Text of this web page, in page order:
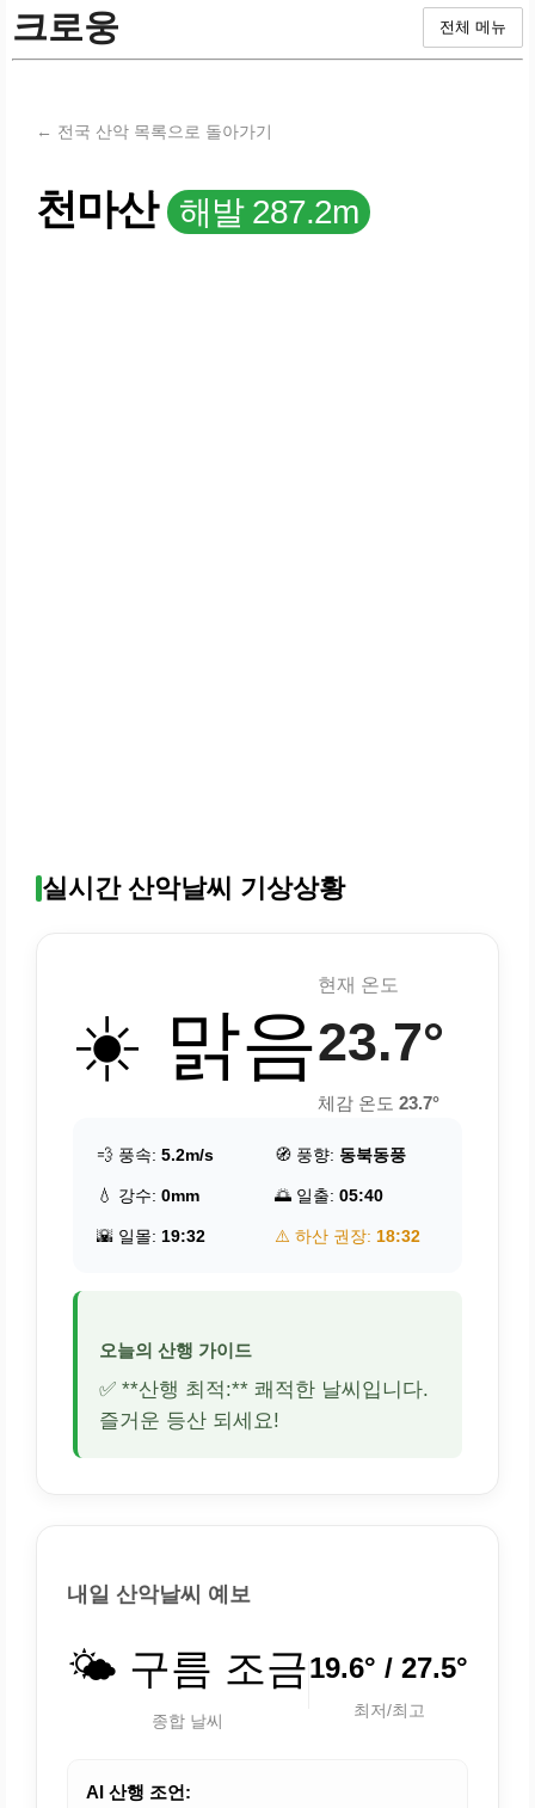
크로웅 전체 메뉴
← 전국 산악 목록으로 돌아가기
천마산 해발 287.2m
실시간 산악날씨 기상상황
☀️ 맑음
현재 온도
23.7°
체감 온도 23.7°
💨 풍속: 5.2m/s 🧭 풍향: 동북동풍
💧 강수: 0mm 🌅 일출: 05:40
🌇 일몰: 19:32 ⚠️ 하산 권장: 18:32
오늘의 산행 가이드
✅ **산행 최적:** 쾌적한 날씨입니다.
즐거운 등산 되세요!
내일 산악날씨 예보
🌤️ 구름 조금
종합 날씨
19.6° / 27.5°
최저/최고
AI 산행 조언: